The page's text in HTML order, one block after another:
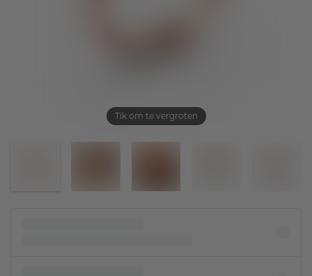
Tik om te vergroten